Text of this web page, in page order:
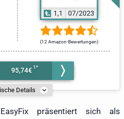
95,74€
1,1 07/2023
(12 Amazon-Bewertungen)
Details
präsentiert sich als